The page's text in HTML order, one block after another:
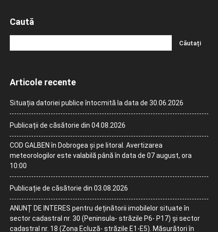
Caută
Articole recente
Situația datoriei publice întocmită la data de 30.06.2026
Publicații de căsătorie din 04.08.2026
COD GALBEN în Dobrogea și pe litoral. Avertizarea
meteorologilor este valabilă până în data de 07 august, ora
10:00
Publicație de căsătorie din 03.08.2026
ANUNȚ DE INTERES pentru deținătorii imobilelor situate în
sector cadastral nr. 30 (Peninsula- străzile P6- P17) și sector
cadastral nr. 18 (Zona Ecluză- străzile E1-E5). Măsurători în